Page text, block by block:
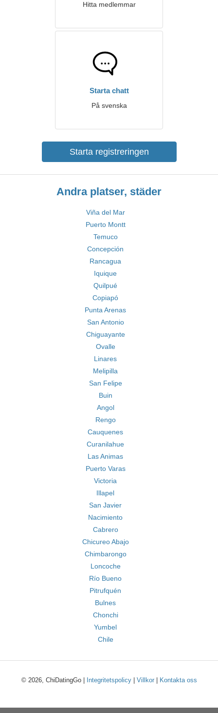
Hitta medlemmar
Starta chatt
På svenska
Starta registreringen
Andra platser, städer
Viña del Mar
Puerto Montt
Temuco
Concepción
Rancagua
Iquique
Quilpué
Copiapó
Punta Arenas
San Antonio
Chiguayante
Ovalle
Linares
Melipilla
San Felipe
Buin
Angol
Rengo
Cauquenes
Curanilahue
Las Animas
Puerto Varas
Victoria
Illapel
San Javier
Nacimiento
Cabrero
Chicureo Abajo
Chimbarongo
Loncoche
Río Bueno
Pitrufquén
Bulnes
Chonchi
Yumbel
Chile
© 2026, ChiDatingGo | Integritetspolicy| Villkor| Kontakta oss